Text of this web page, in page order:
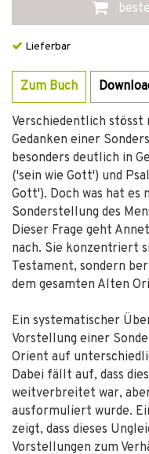
Lieferbar
Zum Buch
Verschiedentlich stösst
Gedanken einer
besonders deutlich in
('sein wie Gott') und
Gott'). Doch was hat es
Sonderstellung des
Dieser Frage geht
nach. Sie konzentriert
Testament, sondern
dem gesamten Alten
Ein systematischer
Vorstellung einer
Orient auf
Dabei fällt auf, dass
weitverbreitet war,
ausformuliert wurde.
zeigt, dass dieses
Vorstellungen zum